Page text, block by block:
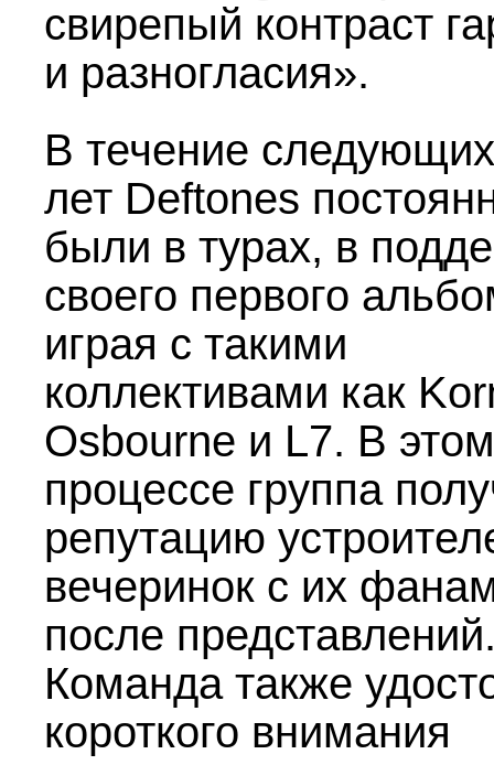
свирепый контраст
и разногласия».
В течение
лет Deftones
были в турах, в
своего первого
играя с такими
коллективами как
Osbourne и L7. В этом
процессе группа
репутацию
вечеринок с их
после
Команда также
короткого внимания